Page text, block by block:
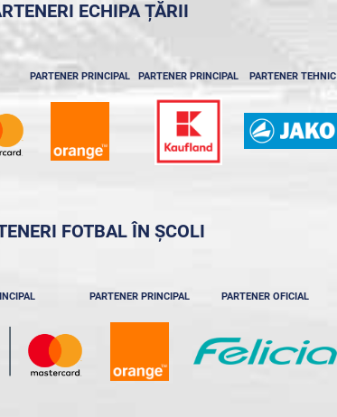
ECHIPA ȚĂRII
PARTENER PRINCIPAL PARTENER PRINCIPAL PARTENER TEHNIC
FOTBAL ÎN ȘCOLI
PARTENER PRINCIPAL PARTENER OFICIAL